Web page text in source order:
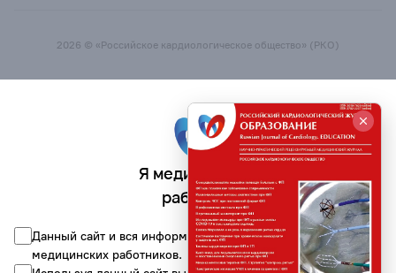
2026 © «Российское кардиологическое общество» (РКО)
Я медицинский
работник
Данный сайт и вся информация на нём предназначена для
медицинских работников.